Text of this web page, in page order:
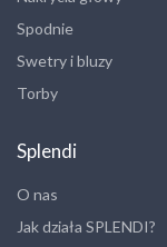
Spodnie
Swetry i bluzy
Torby
Splendi
O nas
Jak działa SPLENDI?